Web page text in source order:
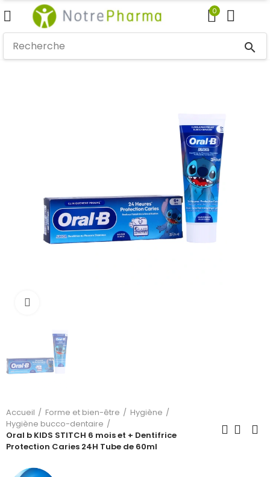
0
search
Accueil Forme et bien-être
Hygiène
Hygiène bucco-dentaire
Oral b KIDS STITCH 6 mois et + Dentifrice
Protection Caries 24H Tube de 60ml